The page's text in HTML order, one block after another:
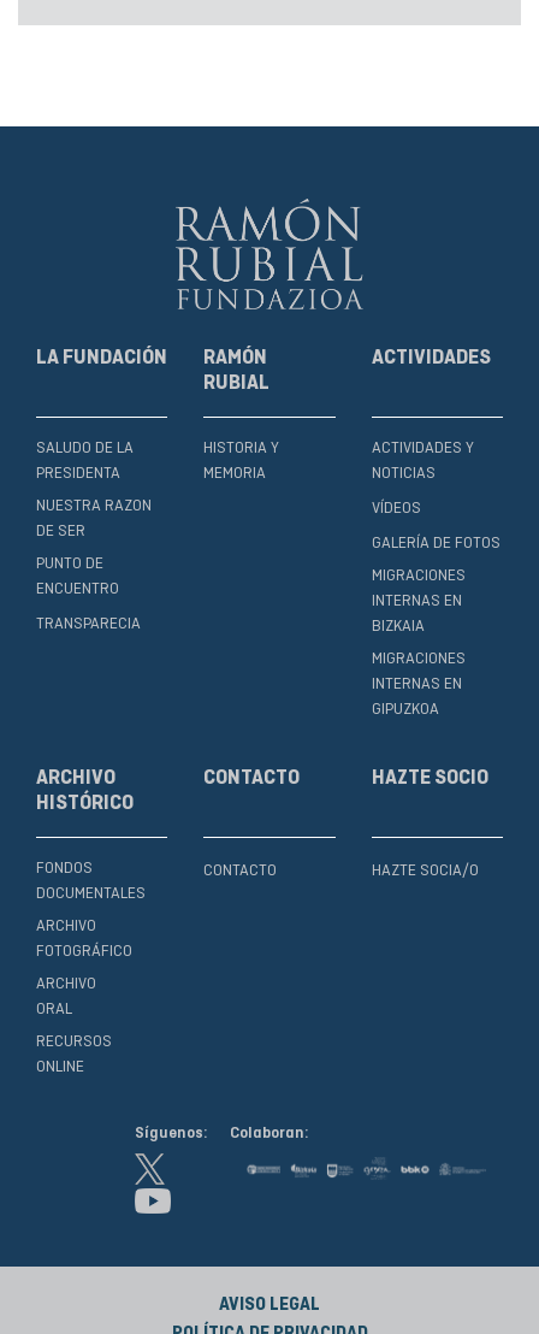
LA FUNDACIÓN
SALUDO DE LA
PRESIDENTA
NUESTRA RAZON
DE SER
PUNTO DE
ENCUENTRO
TRANSPARECIA
RAMÓN
RUBIAL
HISTORIA Y
MEMORIA
ACTIVIDADES
ACTIVIDADES Y
NOTICIAS
VÍDEOS
GALERÍA DE FOTOS
MIGRACIONES
INTERNAS EN
BIZKAIA
MIGRACIONES
INTERNAS EN
GIPUZKOA
ARCHIVO
HISTÓRICO
FONDOS
DOCUMENTALES
ARCHIVO
FOTOGRÁFICO
ARCHIVO
ORAL
RECURSOS
ONLINE
CONTACTO
CONTACTO
HAZTE SOCIO
HAZTE SOCIA/O
Síguenos: Colaboran:
AVISO LEGAL